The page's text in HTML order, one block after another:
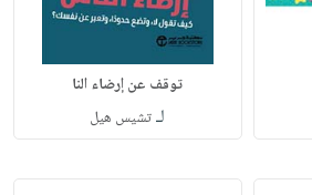
توقف عن إرضاء النا
لـتشيس هيل